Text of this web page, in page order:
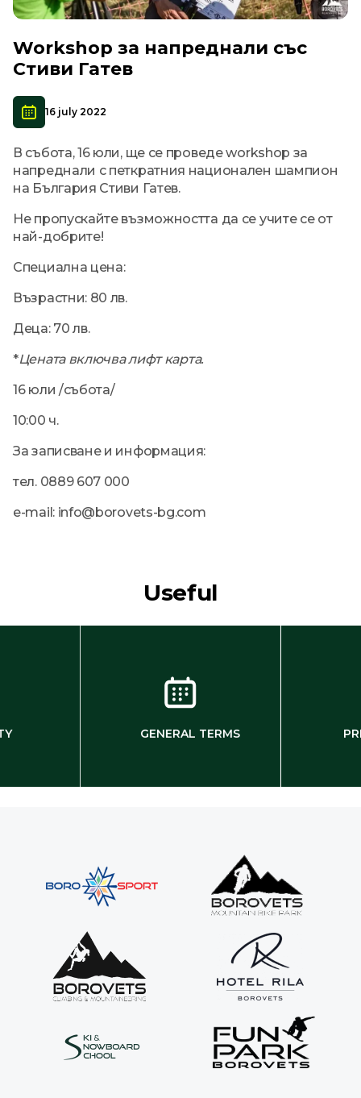
Workshop за напреднали със
Стиви Гатев
16 july 2022
В събота, 16 юли, ще се проведе workshop за
напреднали с петкратния национален шампион
на България Стиви Гатев.
Не пропускайте възможността да се учите се от
най-добрите!
Специална цена:
Възрастни: 80 лв.
Деца: 70 лв.
*Цената включва лифт карта.
16 юли /събота/
10:00 ч.
За записване и информация:
тел. 0889 607 000
e-mail: info@borovets-bg.com
Useful
GENERAL TERMS